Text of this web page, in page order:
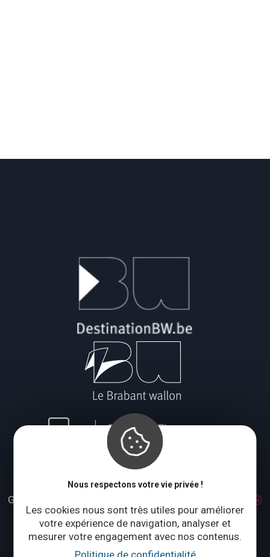
Nous respectons votre vie privée !
Les cookies nous sont très utiles pour améliorer
votre expérience de navigation, analyser et
mesurer votre engagement avec nos contenus.
Le blog
Fédération et Maison du Tourisme du Brabant wallon
Grand Place 1 – 1370 Jodoigne
Tél. :+32 (0)10 56 09 70
Lundi : fermé
Mardi à jeudi : 09:00 – 17:00